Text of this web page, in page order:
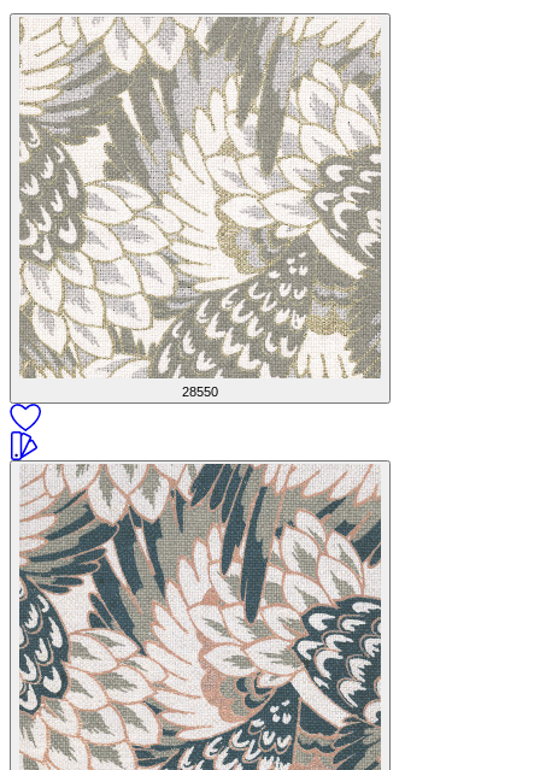
28550